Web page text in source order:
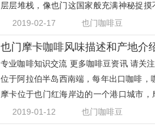
层层堆栈，像也门这国家般充满神秘捉
红海和
2019-02-17 也门咖啡豆
专业咖啡知识交流 更多咖啡豆资讯 请关
位于阿拉伯半岛西南端，每年出口咖啡，
摩卡位于也门红海岸边的一个港口城市
贸易出
2019-01-12 也门咖啡豆